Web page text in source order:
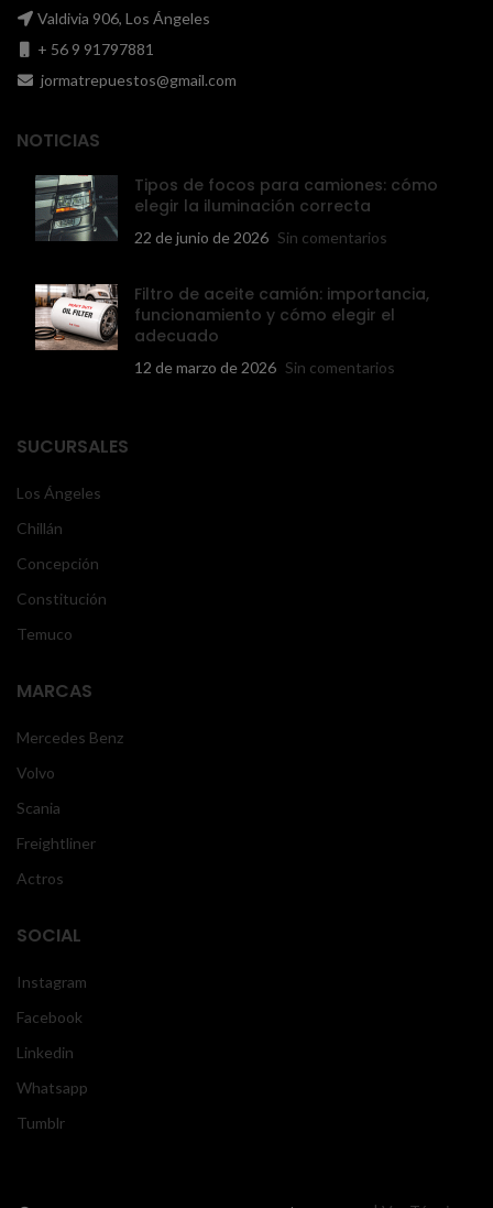
Valdivia 906, Los Ángeles
+ 56 9 91797881
jormatrepuestos@gmail.com
NOTICIAS
Tipos de focos para camiones: cómo
elegir la iluminación correcta
22 de junio de 2026 Sin comentarios
Filtro de aceite camión: importancia,
funcionamiento y cómo elegir el
adecuado
12 de marzo de 2026 Sin comentarios
SUCURSALES
Los Ángeles
Chillán
Concepción
Constitución
Temuco
MARCAS
Mercedes Benz
Volvo
Scania
Freightliner
Actros
SOCIAL
Instagram
Facebook
Linkedin
Whatsapp
Tumblr